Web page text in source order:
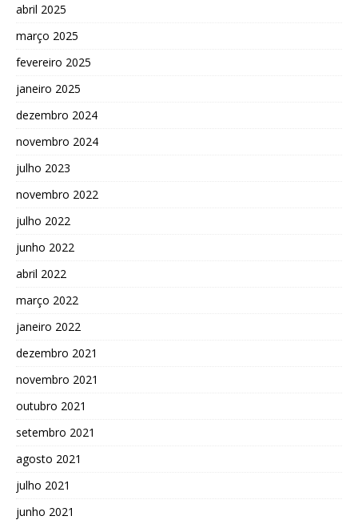
abril 2025
março 2025
fevereiro 2025
janeiro 2025
dezembro 2024
novembro 2024
julho 2023
novembro 2022
julho 2022
junho 2022
abril 2022
março 2022
janeiro 2022
dezembro 2021
novembro 2021
outubro 2021
setembro 2021
agosto 2021
julho 2021
junho 2021